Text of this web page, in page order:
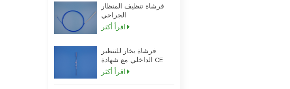
فرشاة تنظيف المنظار
الجراحي
اقرأ أكثر
فرشاة بخار للتنظير
الداخلي مع شهادة CE
اقرأ أكثر